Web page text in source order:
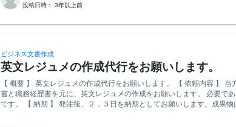
投稿日時： 3年以上前
ビジネス文書作成
英文レジュメの作成代行をお願いします。
【 概要 】 英文レジュメの作成代行をお願いします。 【 依頼内容 】 当方が送付する日本語の履歴
書と職務経歴書を元に、英文レジュメの作成をお願いします。 必要で
です。 【 納期 】 発注後、２，３日を納期としてお願いします。成果物はワード形式ファイルでお